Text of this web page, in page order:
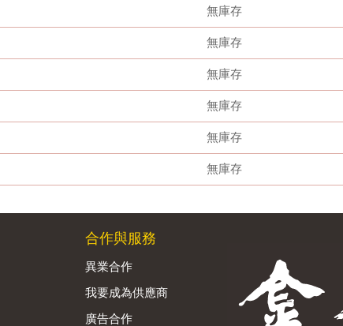
無庫存
無庫存
無庫存
無庫存
無庫存
無庫存
合作與服務
異業合作
我要成為供應商
廣告合作